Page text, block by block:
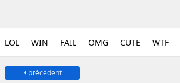
LOL WIN FAIL OMG CUTE WTF
précédent